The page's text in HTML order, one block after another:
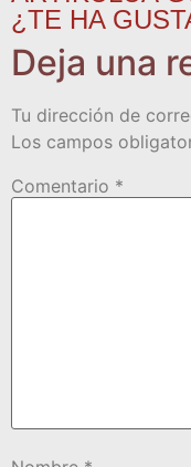
¿TE HA
Deja una
Tu dirección de
Los campos
Comentario *